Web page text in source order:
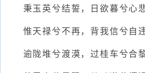
秉玉英兮结誓，日欲暮兮心悲
惟天禄兮不再，背我信兮自违
逾陇堆兮渡漠，过桂车兮合黎